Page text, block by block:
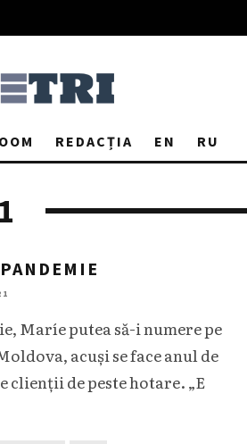
REDACȚIA EN RU
Maríe putea să-i numere pe
acuși se face anul de
clienții de peste hotare. „E